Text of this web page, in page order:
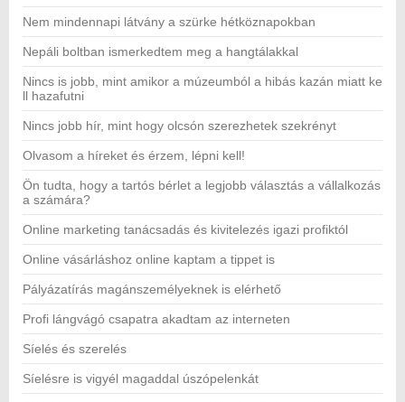
Nem mindennapi látvány a szürke hétköznapokban
Nepáli boltban ismerkedtem meg a hangtálakkal
Nincs is jobb, mint amikor a múzeumból a hibás kazán miatt ke
ll hazafutni
Nincs jobb hír, mint hogy olcsón szerezhetek szekrényt
Olvasom a híreket és érzem, lépni kell!
Ön tudta, hogy a tartós bérlet a legjobb választás a vállalkozás
a számára?
Online marketing tanácsadás és kivitelezés igazi profiktól
Online vásárláshoz online kaptam a tippet is
Pályázatírás magánszemélyeknek is elérhető
Profi lángvágó csapatra akadtam az interneten
Síelés és szerelés
Síelésre is vigyél magaddal úszópelenkát